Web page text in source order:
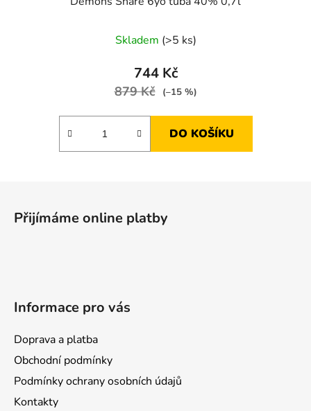
Skladem (>5 ks)
744 Kč
879 Kč (–15 %)
DO KOŠÍKU
Přijímáme online platby
Informace pro vás
Doprava a platba
Obchodní podmínky
Podmínky ochrany osobních údajů
Kontakty